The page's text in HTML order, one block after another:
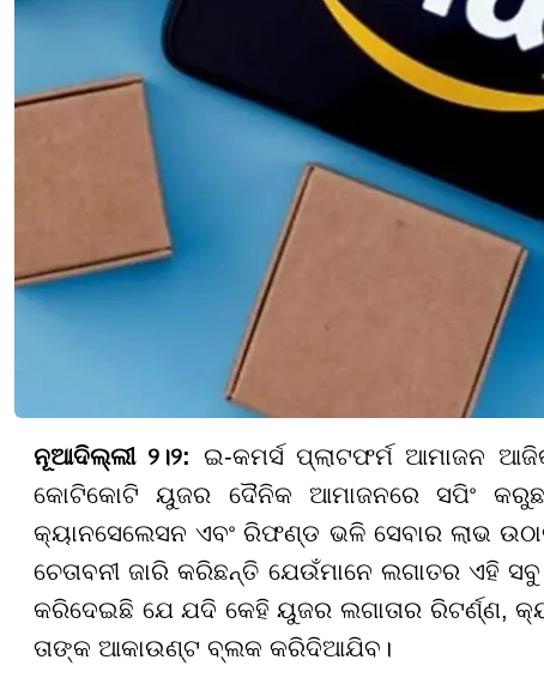
ନୂଆଦିଲ୍ଲୀ ୨।୨: ଇ-କମର୍ସ ପ୍ଲାଟଫର୍ମ ଆମାଜନ
କୋଟିକୋଟି ୟୁଜର ଦୈନିକ ଆମାଜନରେ ସପିଂ
କ୍ୟାନସେଲେସନ ଏବଂ ରିଫଣ୍ଡ ଭଳି ସେବାର ଲାଭ
ଚେତାବନୀ ଜାରି କରିଛନ୍ତି ଯେଉଁମାନେ ଲଗାତର ଏହି
କରିଦେଇଛି ଯେ ଯଦି କେହି ୟୁଜର ଲଗାତାର ରିଟର୍ଣ୍ଣ,
ତାଙ୍କ ଆକାଉଣ୍ଟ ବ୍ଲକ କରିଦିଆଯିବ।